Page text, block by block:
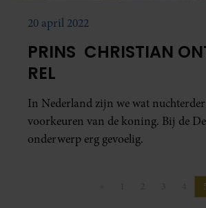
20 april 2022
PRINS CHRISTIAN
REL
In Nederland zijn we wat
voorkeuren van de koning. Bij de
onderwerp erg gevoelig.